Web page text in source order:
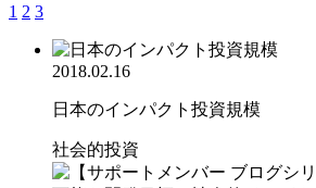
1 2 3
2018.02.16
日本のインパクト投資規模
社会的投資